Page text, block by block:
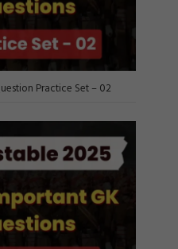
Practice Set – 02